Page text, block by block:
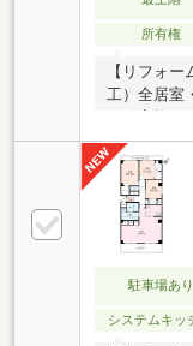
所有権
【リフォ
工）全居室
ン 交換（
イレ交換・
【
分）□コン
2分）■ハ
学校・・
950m（約
駐車場あり
システムキッ